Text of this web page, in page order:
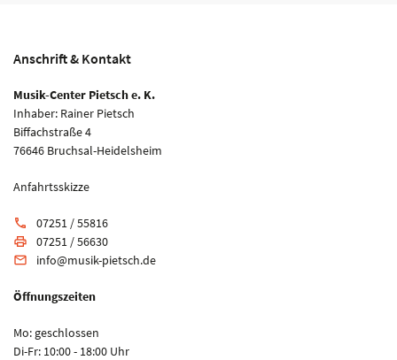
Anschrift & Kontakt
Musik-Center Pietsch e. K.
Inhaber: Rainer Pietsch
Biffachstraße 4
76646 Bruchsal-Heidelsheim
Anfahrtsskizze
phone 07251 / 55816
print 07251 / 56630
email info@musik-pietsch.de
Öffnungszeiten
Mo: geschlossen
Di-Fr: 10:00 - 18:00 Uhr